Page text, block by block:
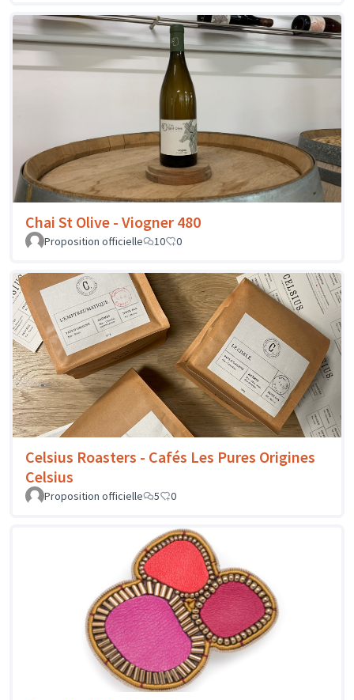
Chai St Olive - Viogner 480
Proposition officielle 10 0
Celsius Roasters - Cafés Les Pures Origines
Celsius
Proposition officielle 5 0